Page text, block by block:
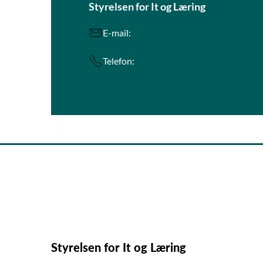
Styrelsen for It og Læring
E-mail:
Telefon:
Styrelsen for It og Læring